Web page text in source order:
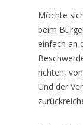
Möchte
beim
einfach an
richten,
Und der